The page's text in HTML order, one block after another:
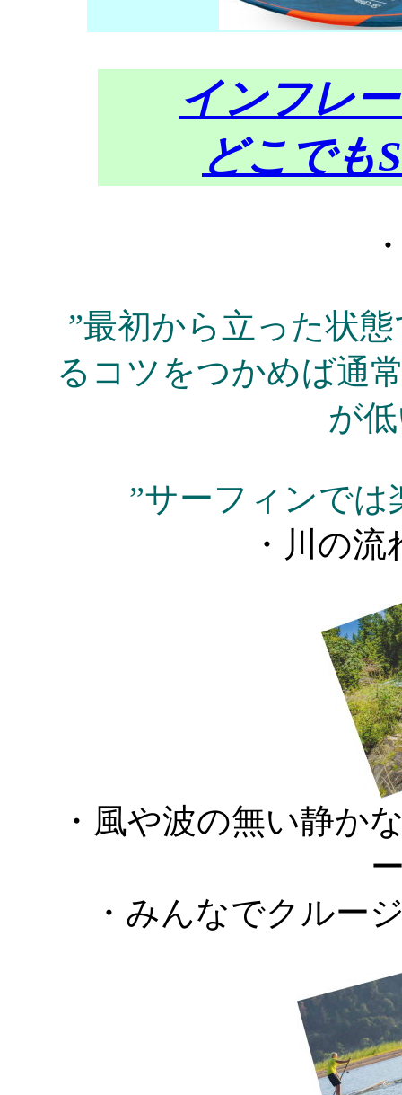
インフレ
どこでも
”最初から立った状
るコツをつかめば通
が
”サーフィンでは
・川の
・風や波の無い静か
・みんなでクル